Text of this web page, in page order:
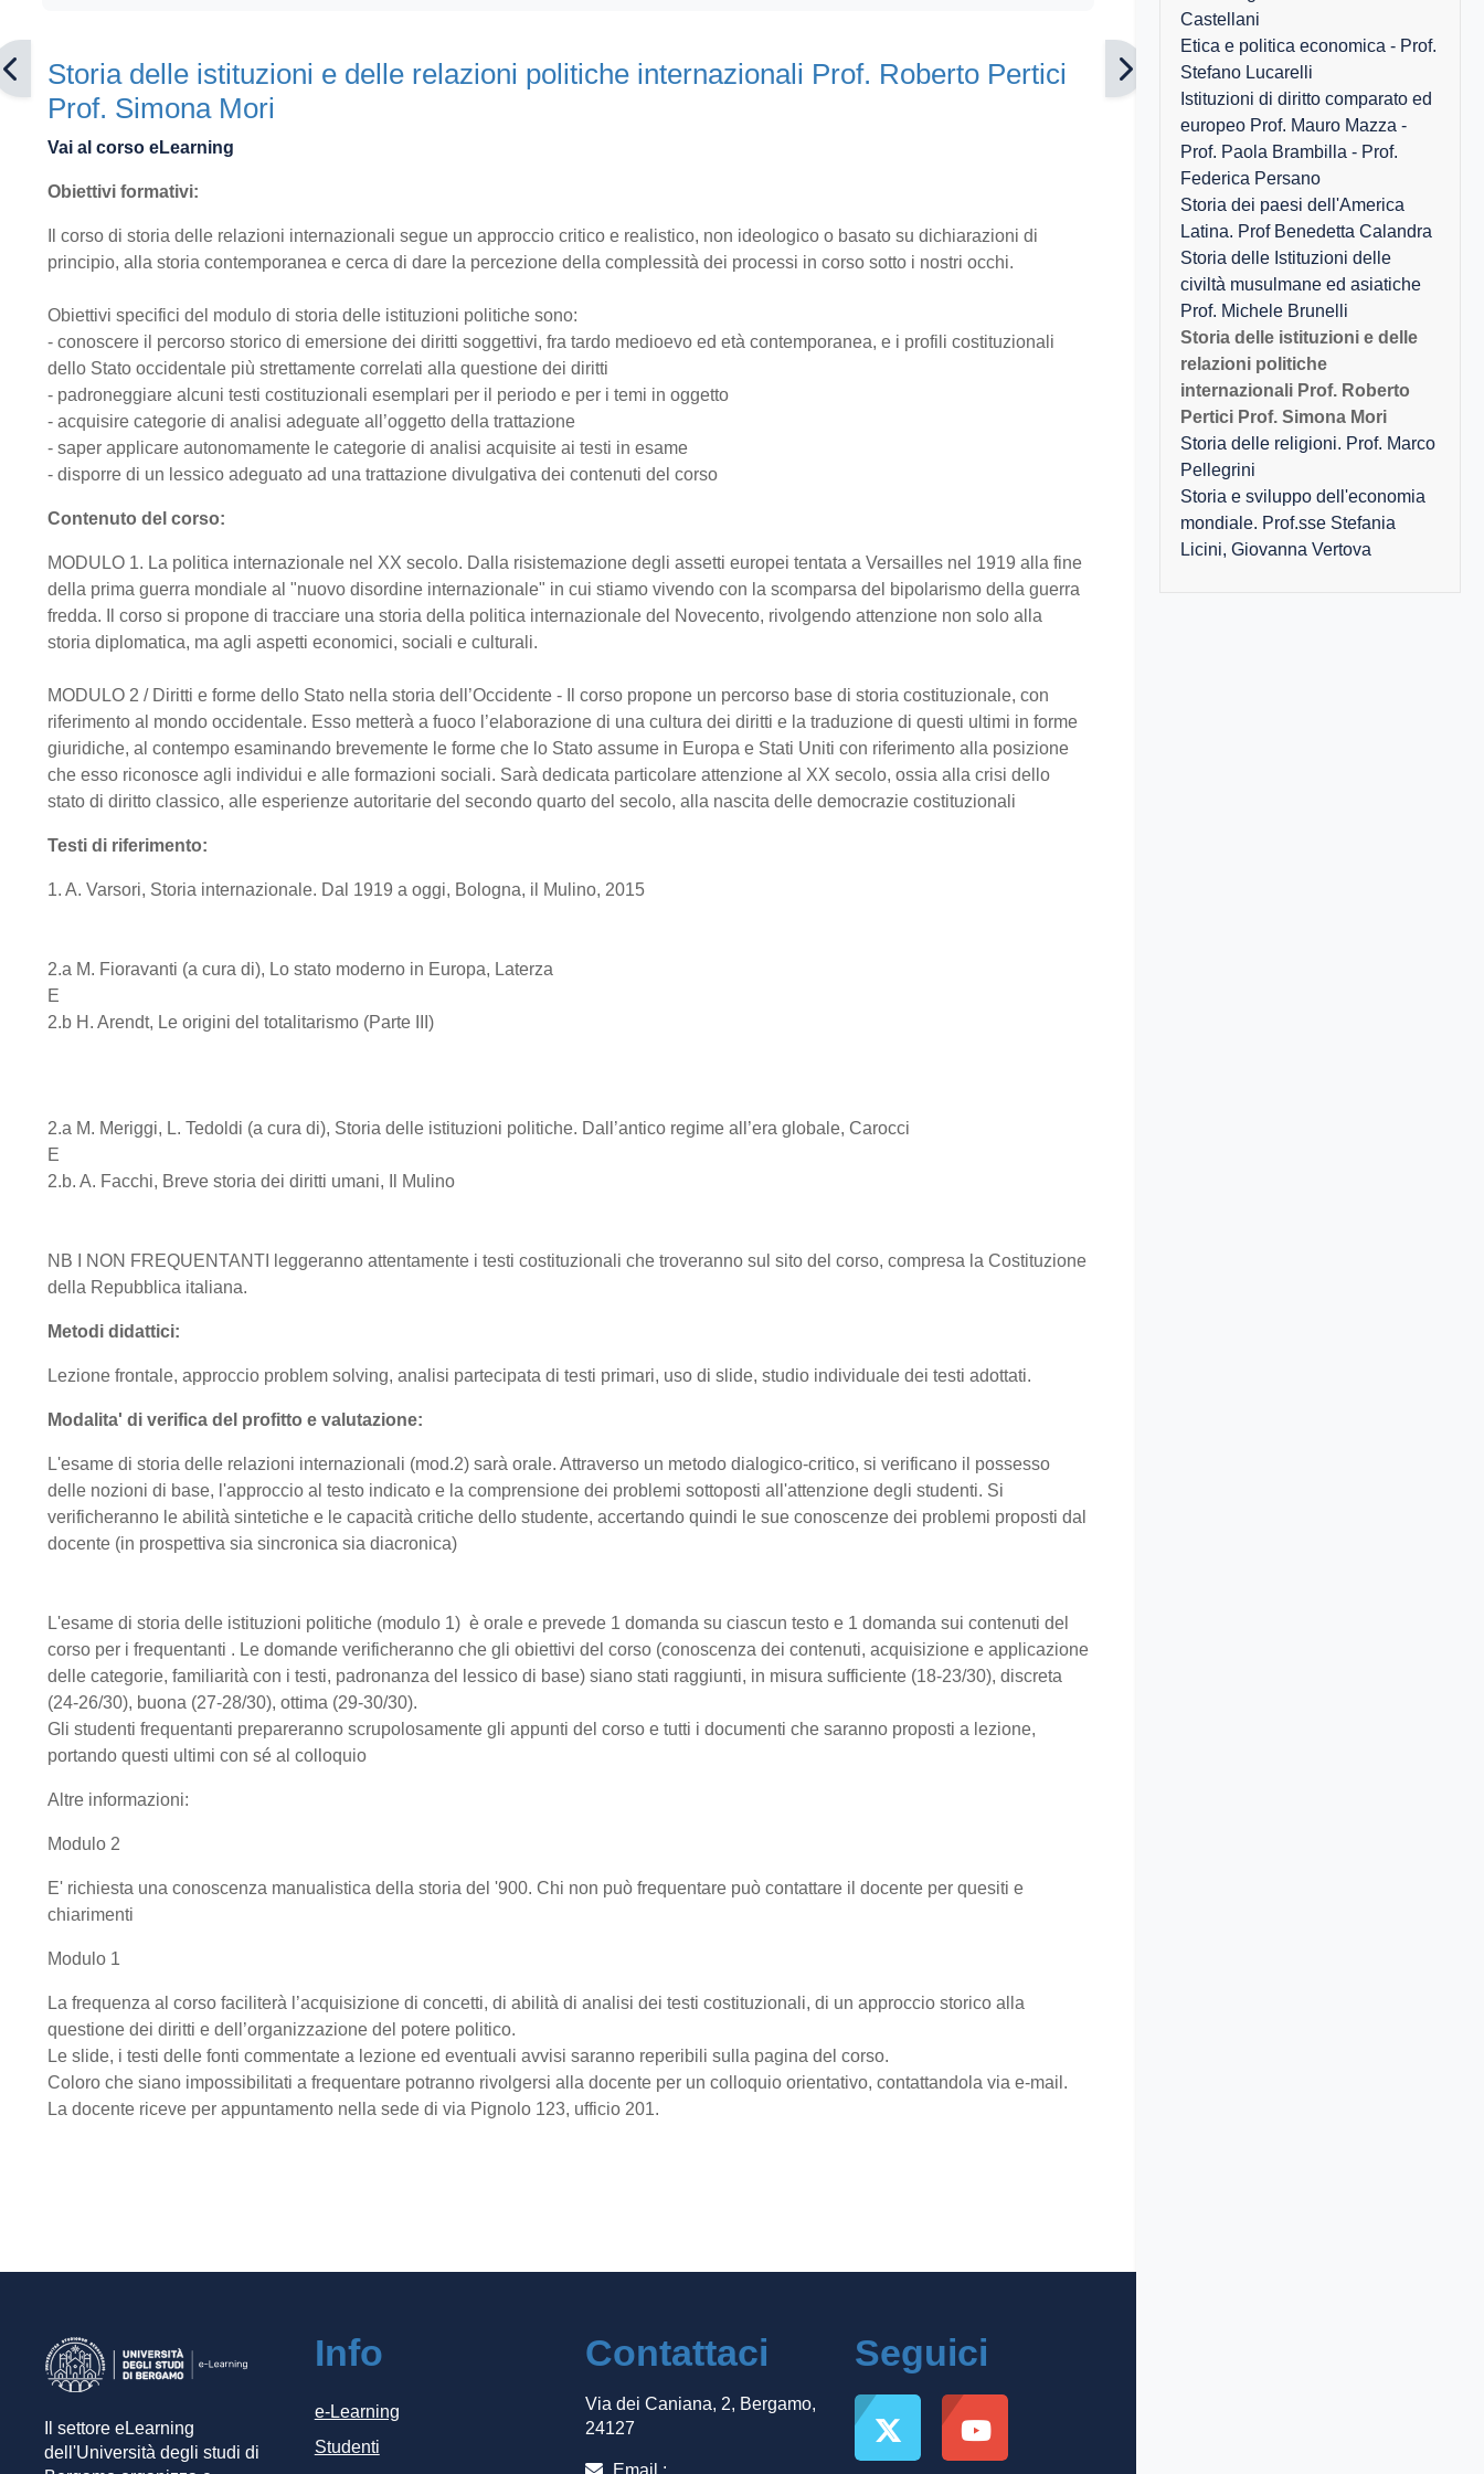
Castellani
Etica e politica economica - Prof.
Stefano Lucarelli
Istituzioni di diritto comparato ed
europeo Prof. Mauro Mazza -
Prof. Paola Brambilla - Prof.
Federica Persano
Storia dei paesi dell'America
Latina. Prof Benedetta Calandra
Storia delle Istituzioni delle
civiltà musulmane ed asiatiche
Prof. Michele Brunelli
Storia delle istituzioni e delle
relazioni politiche
internazionali Prof. Roberto
Pertici Prof. Simona Mori
Storia delle religioni. Prof. Marco
Pellegrini
Storia e sviluppo dell'economia
mondiale. Prof.sse Stefania
Licini, Giovanna Vertova
Storia delle istituzioni e delle relazioni politiche internazionali Prof. Roberto Pertici
Prof. Simona Mori
Vai al corso eLearning
Obiettivi formativi:
Il corso di storia delle relazioni internazionali segue un approccio critico e realistico, non ideologico o basato su dichiarazioni di
principio, alla storia contemporanea e cerca di dare la percezione della complessità dei processi in corso sotto i nostri occhi.
Obiettivi specifici del modulo di storia delle istituzioni politiche sono:
- conoscere il percorso storico di emersione dei diritti soggettivi, fra tardo medioevo ed età contemporanea, e i profili costituzionali
dello Stato occidentale più strettamente correlati alla questione dei diritti
- padroneggiare alcuni testi costituzionali esemplari per il periodo e per i temi in oggetto
- acquisire categorie di analisi adeguate all’oggetto della trattazione
- saper applicare autonomamente le categorie di analisi acquisite ai testi in esame
- disporre di un lessico adeguato ad una trattazione divulgativa dei contenuti del corso
Contenuto del corso:
MODULO 1. La politica internazionale nel XX secolo. Dalla risistemazione degli assetti europei tentata a Versailles nel 1919 alla fine
della prima guerra mondiale al "nuovo disordine internazionale" in cui stiamo vivendo con la scomparsa del bipolarismo della guerra
fredda. Il corso si propone di tracciare una storia della politica internazionale del Novecento, rivolgendo attenzione non solo alla
storia diplomatica, ma agli aspetti economici, sociali e culturali.
MODULO 2 / Diritti e forme dello Stato nella storia dell’Occidente - Il corso propone un percorso base di storia costituzionale, con
riferimento al mondo occidentale. Esso metterà a fuoco l’elaborazione di una cultura dei diritti e la traduzione di questi ultimi in forme
giuridiche, al contempo esaminando brevemente le forme che lo Stato assume in Europa e Stati Uniti con riferimento alla posizione
che esso riconosce agli individui e alle formazioni sociali. Sarà dedicata particolare attenzione al XX secolo, ossia alla crisi dello
stato di diritto classico, alle esperienze autoritarie del secondo quarto del secolo, alla nascita delle democrazie costituzionali
Testi di riferimento:
1. A. Varsori, Storia internazionale. Dal 1919 a oggi, Bologna, il Mulino, 2015
2.a M. Fioravanti (a cura di), Lo stato moderno in Europa, Laterza
E
2.b H. Arendt, Le origini del totalitarismo (Parte III)
2.a M. Meriggi, L. Tedoldi (a cura di), Storia delle istituzioni politiche. Dall’antico regime all’era globale, Carocci
E
2.b. A. Facchi, Breve storia dei diritti umani, Il Mulino
NB I NON FREQUENTANTI leggeranno attentamente i testi costituzionali che troveranno sul sito del corso, compresa la Costituzione
della Repubblica italiana.
Metodi didattici:
Lezione frontale, approccio problem solving, analisi partecipata di testi primari, uso di slide, studio individuale dei testi adottati.
Modalita' di verifica del profitto e valutazione:
L'esame di storia delle relazioni internazionali (mod.2) sarà orale. Attraverso un metodo dialogico-critico, si verificano il possesso
delle nozioni di base, l'approccio al testo indicato e la comprensione dei problemi sottoposti all'attenzione degli studenti. Si
verificheranno le abilità sintetiche e le capacità critiche dello studente, accertando quindi le sue conoscenze dei problemi proposti dal
docente (in prospettiva sia sincronica sia diacronica)
L'esame di storia delle istituzioni politiche (modulo 1) è orale e prevede 1 domanda su ciascun testo e 1 domanda sui contenuti del
corso per i frequentanti . Le domande verificheranno che gli obiettivi del corso (conoscenza dei contenuti, acquisizione e applicazione
delle categorie, familiarità con i testi, padronanza del lessico di base) siano stati raggiunti, in misura sufficiente (18-23/30), discreta
(24-26/30), buona (27-28/30), ottima (29-30/30).
Gli studenti frequentanti prepareranno scrupolosamente gli appunti del corso e tutti i documenti che saranno proposti a lezione,
portando questi ultimi con sé al colloquio
Altre informazioni:
Modulo 2
E' richiesta una conoscenza manualistica della storia del '900. Chi non può frequentare può contattare il docente per quesiti e
chiarimenti
Modulo 1
La frequenza al corso faciliterà l’acquisizione di concetti, di abilità di analisi dei testi costituzionali, di un approccio storico alla
questione dei diritti e dell’organizzazione del potere politico.
Le slide, i testi delle fonti commentate a lezione ed eventuali avvisi saranno reperibili sulla pagina del corso.
Coloro che siano impossibilitati a frequentare potranno rivolgersi alla docente per un colloquio orientativo, contattandola via e-mail.
La docente riceve per appuntamento nella sede di via Pignolo 123, ufficio 201.
Il settore eLearning
dell'Università degli studi di
Info
e-Learning
Studenti
Contattaci
Via dei Caniana, 2, Bergamo,
24127
Email :
Seguici